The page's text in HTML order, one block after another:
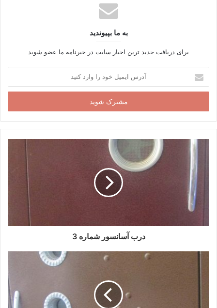
به ما بپیوندید
برای دریافت جدید ترین اخبار سایت در خبرنامه ما عضو شوید
ایمیل
خود
وارد
کنید
درب آسانسور شماره 3